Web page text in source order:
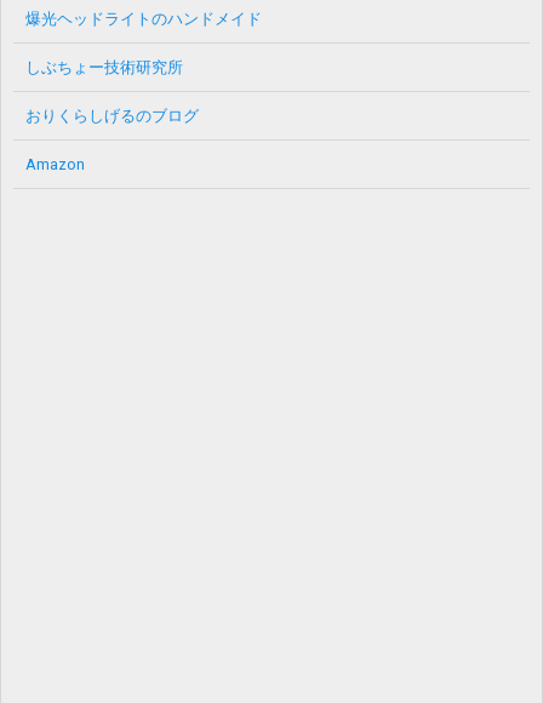
爆光ヘッドライトのハンドメイド
しぶちょー技術研究所
おりくらしげるのブログ
Amazon